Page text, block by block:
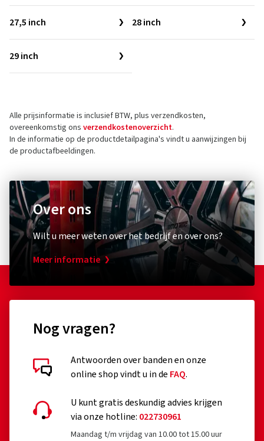
27,5 inch 28 inch
29 inch
Alle prijsinformatie is inclusief BTW, plus verzendkosten,
overeenkomstig ons verzendkostenoverzicht.
In de informatie op de productdetailpagina's vindt u aanwijzingen bij
de productafbeeldingen.
Over ons
Wilt u meer weten over het bedrijf en over ons?
Meer informatie
Nog vragen?
Antwoorden over banden en onze
online shop vindt u in de FAQ.
U kunt gratis deskundig advies krijgen
via onze hotline: 022730961
Maandag t/m vrijdag van 10.00 tot 15.00 uur